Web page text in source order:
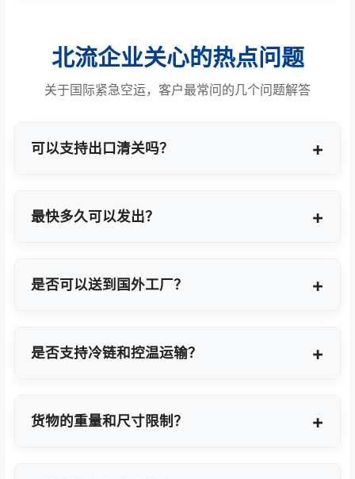
北流企业关心的热点问题
关于国际紧急空运，客户最常问的几个问题解答
可以支持出口清关吗？
最快多久可以发出？
是否可以送到国外工厂？
是否支持冷链和控温运输？
货物的重量和尺寸限制？